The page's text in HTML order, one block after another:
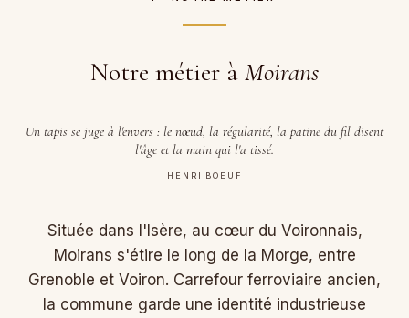
Notre métier à Moirans
Un tapis se juge à l'envers : le nœud, la régularité, la patine du fil disent
l'âge et la main qui l'a tissé.
HENRI BOEUF
Située dans l'Isère, au cœur du Voironnais,
Moirans s'étire le long de la Morge, entre
Grenoble et Voiron. Carrefour ferroviaire ancien,
la commune garde une identité industrieuse